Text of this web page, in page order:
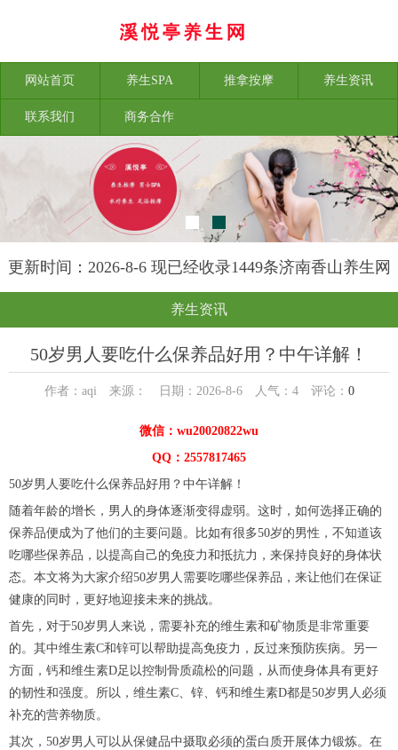
网站首页 养生SPA 推拿按摩 养生资讯
联系我们 商务合作
更新时间：2026-8-6 现已经收录1449条济南香山养生网
信息
养生资讯
50岁男人要吃什么保养品好用？中午详解！
作者：aqi 来源： 日期：2026-8-6 人气： 4评论： 0
微信：wu20020822wu
QQ：2557817465
50岁男人要吃什么保养品好用？中午详解！
随着年龄的增长，男人的身体逐渐变得虚弱。这时，如何选择正确的
保养品便成为了他们的主要问题。比如有很多50岁的男性，不知道该
吃哪些保养品，以提高自己的免疫力和抵抗力，来保持良好的身体状
态。本文将为大家介绍50岁男人需要吃哪些保养品，来让他们在保证
健康的同时，更好地迎接未来的挑战。
首先，对于50岁男人来说，需要补充的维生素和矿物质是非常重要
的。其中维生素C和锌可以帮助提高免疫力，反过来预防疾病。另一
方面，钙和维生素D足以控制骨质疏松的问题，从而使身体具有更好
的韧性和强度。所以，维生素C、锌、钙和维生素D都是50岁男人必须
补充的营养物质。
其次，50岁男人可以从保健品中摄取必须的蛋白质开展体力锻炼。在